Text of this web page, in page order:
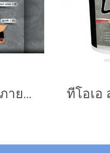
ทีโอเอ ลอฟท์ ภายนอก